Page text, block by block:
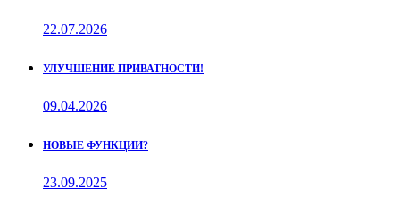
22.07.2026
УЛУЧШЕНИЕ ПРИВАТНОСТИ!
09.04.2026
НОВЫЕ ФУНКЦИИ?
23.09.2025